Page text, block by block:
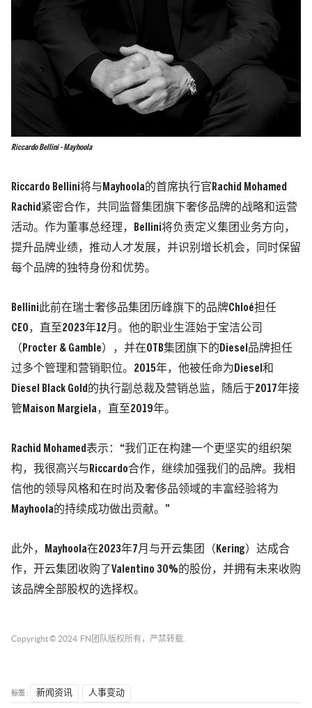
Riccardo Bellini - Mayhoola
Riccardo Bellini将与Mayhoola的首席执行官Rachid Mohamed
Rachid紧密合作，共同监督集团旗下奢侈品牌的战略和运营
活动。作为董事总经理，Bellini将负责定义集团业务方向，
提升品牌业绩，推动人才发展，并识别增长机会，同时保留
每个品牌的独特身份和优势。
Bellini此前在瑞士奢侈品集团历峰旗下的品牌Chloé担任
CEO，直至2023年12月。他的职业生涯始于宝洁公司
（Procter & Gamble），并在OTB集团旗下的Diesel品牌担任
过多个管理和营销职位。2015年，他被任命为Diesel和
Diesel Black Gold的执行副总裁及营销总监，随后于2017年接
管Maison Margiela，直至2019年。
Rachid Mohamed表示：“我们正在构建一个更坚实的组织架
构，我很高兴与Riccardo合作，继续加强我们的品牌。我相
信他的领导风格和在时尚及奢侈品领域的丰富经验将为
Mayhoola的持续成功做出贡献。”
此外，Mayhoola在2023年7月与开云集团（Kering）达成合
作，开云集团收购了Valentino 30%的股份，并拥有未来收购
该品牌全部股权的选择权。
Copyright © 2024 FN团队 版权所有，严禁转载.
标签 : 新闻资讯 人事变动